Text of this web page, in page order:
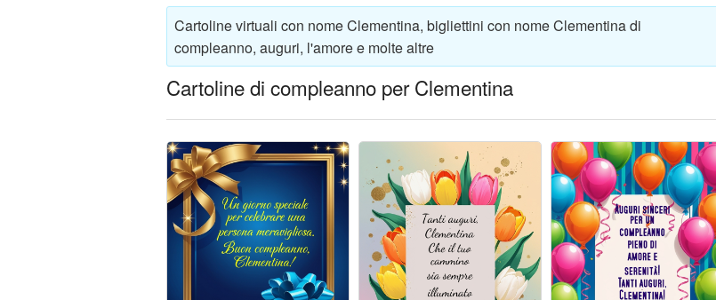
Cartoline virtuali con nome Clementina, bigliettini con nome Clementina di
compleanno, auguri, l'amore e molte altre
Cartoline di compleanno per Clementina